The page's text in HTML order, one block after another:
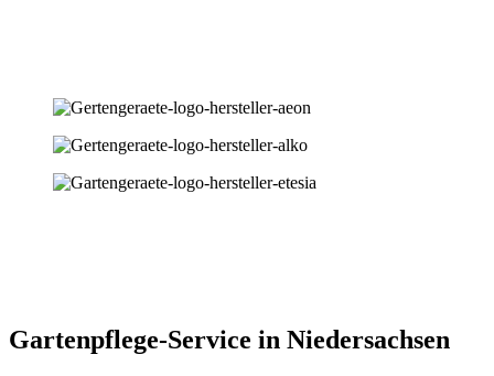
Gartenpflege-Service in Niedersachsen